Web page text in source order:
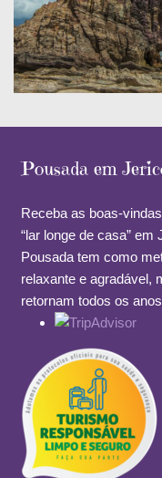
Pousada em
Receba as boas-
“lar longe de casa”
Pousada tem como
relaxante e agradável,
retornam todos os